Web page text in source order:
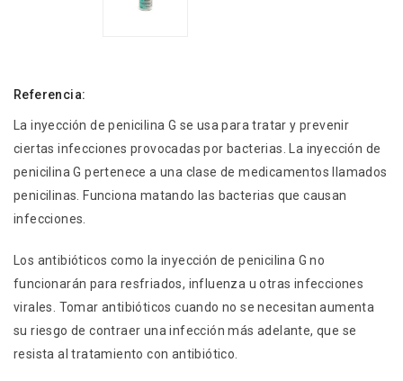
Referencia:
La inyección de penicilina G se usa para tratar y prevenir
ciertas infecciones provocadas por bacterias. La inyección de
penicilina G pertenece a una clase de medicamentos llamados
penicilinas. Funciona matando las bacterias que causan
infecciones.
Los antibióticos como la inyección de penicilina G no
funcionarán para resfriados, influenza u otras infecciones
virales. Tomar antibióticos cuando no se necesitan aumenta
su riesgo de contraer una infección más adelante, que se
resista al tratamiento con antibiótico.